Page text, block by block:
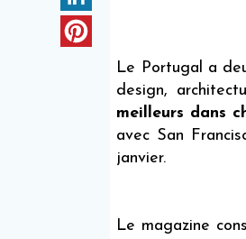
Le Portugal a
design,
meilleurs dans
avec San
janvier.
Le magazine